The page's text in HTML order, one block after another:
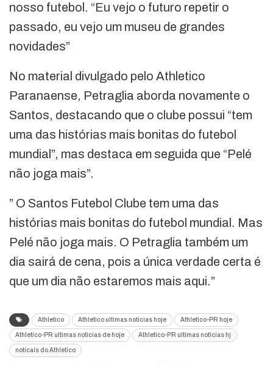
nosso futebol. “Eu vejo o futuro repetir o
passado, eu vejo um museu de grandes
novidades”
No material divulgado pelo Athletico
Paranaense, Petraglia aborda novamente o
Santos, destacando que o clube possui “tem
uma das histórias mais bonitas do futebol
mundial”, mas destaca em seguida que “Pelé
não joga mais”.
” O Santos Futebol Clube tem uma das
histórias mais bonitas do futebol mundial. Mas
Pelé não joga mais. O Petraglia também um
dia sairá de cena, pois a única verdade certa é
que um dia não estaremos mais aqui.”
Athletico Athletico ultimas noticias hoje Athletico-PR hoje
Athletico-PR ultimas noticias de hoje Athletico-PR ultimas noticias hj
notícais do Athletico